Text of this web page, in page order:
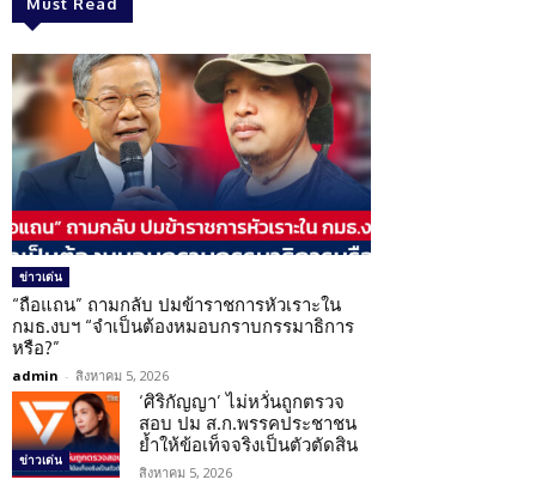
ข่าวเด่น
“ถือแถน” ถามกลับ ปมข้าราชการหัวเราะใน
กมธ.งบฯ “จำเป็นต้องหมอบกราบกรรมาธิการ
หรือ?”
admin - สิงหาคม 5, 2026
ข่าวเด่น
‘ศิริกัญญา’ ไม่หวั่นถูกตรวจ
สอบ ปม ส.ก.พรรคประชาชน
ย้ำให้ข้อเท็จจริงเป็นตัวตัดสิน
สิงหาคม 5, 2026